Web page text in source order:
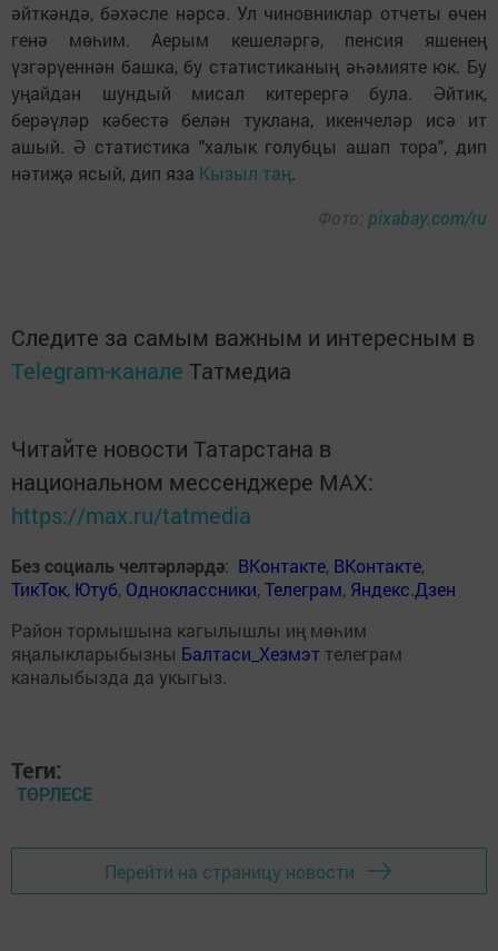
әйткәндә, бәхәсле нәрсә. Ул чиновниклар отчеты өчен
генә мөһим. Аерым кешеләргә, пенсия яшенең
үзгәрүеннән башка, бу статистиканың әһәмияте юк. Бу
уңайдан шундый мисал китерергә була. Әйтик,
берәүләр кәбестә белән туклана, икенчеләр исә ит
ашый. Ә статистика "халык голубцы ашап тора", дип
нәтиҗә ясый, дип яза Кызыл таң.
Фото: pixabay.com/ru
Следите за самым важным и интересным в
Telegram-канале Татмедиа
Читайте новости Татарстана в
национальном мессенджере MАХ:
https://max.ru/tatmedia
Без социаль челтәрләрдә: ВКонтакте, ВКонтакте,
ТикТок, Ютуб, Одноклассники,Телеграм, Яндекс.Дзен
Район тормышына кагылышлы иң мөһим
яңалыкларыбызны Балтаси_Хезмэт телеграм
каналыбызда да укыгыз.
Теги:
ТӨРЛЕСЕ
Перейти на страницу новости